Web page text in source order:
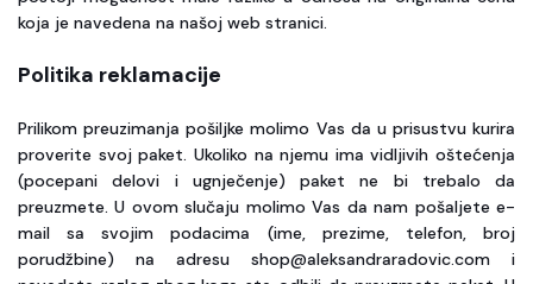
koja je navedena na našoj web stranici.
Politika reklamacije
Prilikom preuzimanja pošiljke molimo Vas da u prisustvu kurira
proverite svoj paket. Ukoliko na njemu ima vidljivih oštećenja
(pocepani delovi i ugnječenje) paket ne bi trebalo da
preuzmete. U ovom slučaju molimo Vas da nam pošaljete e-
mail sa svojim podacima (ime, prezime, telefon, broj
porudžbine) na adresu shop@aleksandraradovic.com i